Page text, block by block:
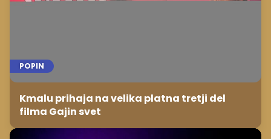
POPIN
Kmalu prihaja na velika platna tretji del
filma Gajin svet